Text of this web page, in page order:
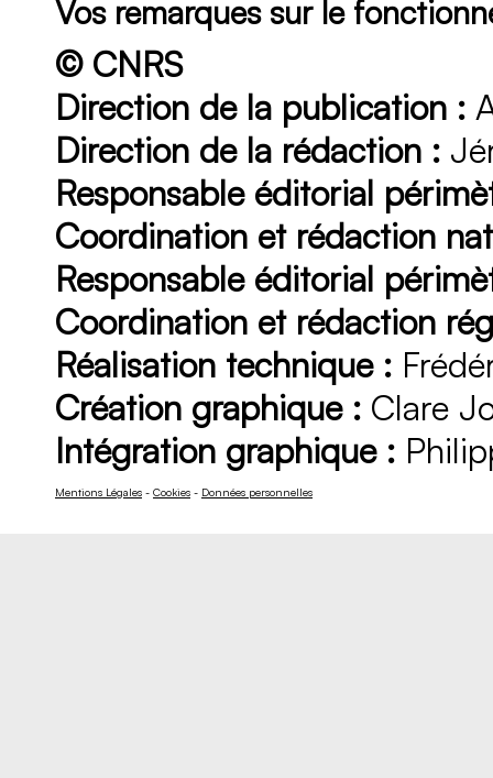
Vos remarques sur le
© CNRS
Direction de la publication :
Direction de la rédaction :
Responsable éditorial
Coordination et rédaction
Responsable éditorial
Coordination et rédaction
Réalisation technique :
Création graphique : Clare
Intégration graphique :
Mentions Légales - Cookies - Données personnelles